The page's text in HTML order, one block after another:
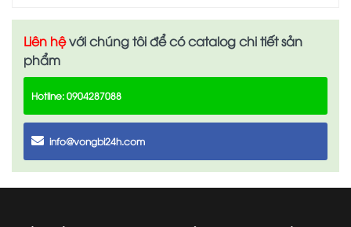
Liên hệvới chúng tôi để có catalog chi tiết sản
phẩm
Hotline: 0904287088
info@vongbi24h.com